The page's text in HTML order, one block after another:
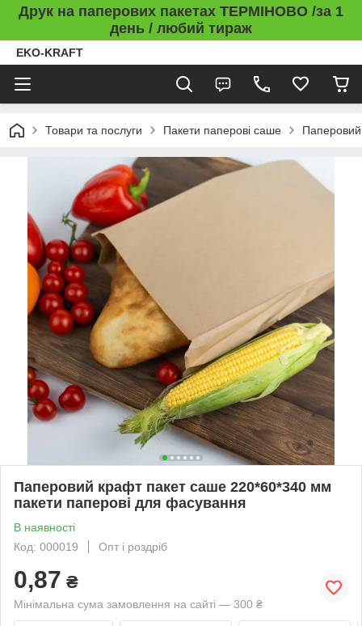
Друк на паперових пакетах ТЕРМІНОВО /за 1
день / любий тираж
EKO-KRAFT
Товари та послуги Пакети паперові саше
Паперовий крафт пакет саше 220*60*340 мм
пакети паперові для фасування
В наявності
Код: 000019
Опт і роздріб
0,87 ₴
Мінімальна сума замовлення на сайті — 300 ₴